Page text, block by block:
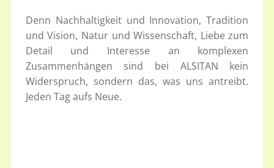
Denn Nachhaltigkeit und Innovation, Tradition
und Vision, Natur und Wissenschaft, Liebe zum
Detail und Interesse an komplexen
Zusammenhängen sind bei ALSITAN kein
Widerspruch, sondern das, was uns antreibt.
Jeden Tag aufs Neue.